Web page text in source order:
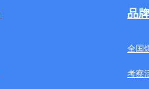
品
全国
考察